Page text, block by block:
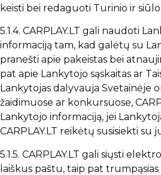
keisti bei redaguoti Turinio ir
5.1.4. CARPLAY.LT gali naudoti
informaciją tam, kad galėtų su
pranešti apie pakeistas bei
pat apie Lankytojo sąskaitas ar
Lankytojas dalyvauja Svetainėje
žaidimuose ar konkursuose,
Lankytojo informaciją, jei
CARPLAY.LT reikėtų susisiekti su
5.1.5. CARPLAY.LT gali siųsti
laiškus paštu, taip pat trumpąsias